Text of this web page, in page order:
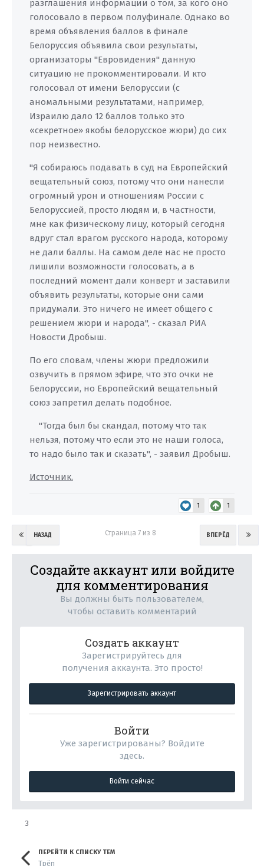
разглашения информации о том, за кого оно
голосовало в первом полуфинале. Однако во
время объявления баллов в финале
Белоруссия объявила свои результаты,
организаторы "Евровидения" данную
ситуацию не прокомментировали. И кто
голосовал от имени Белоруссии (с
аномальными результатами, например,
Израилю дало 12 баллов только это
«секретное» якобы белорусское жюри) до сих
пор неизвестно.
"Я собираюсь подавать в суд на Европейский
вещательный союз, потому что они нанесли
огромный урон и отношениям России с
Белоруссией, просто людям и, в частности,
мне как физическому лицу, который сегодня
вдруг стал врагом русского народа, которому
не дали баллы. На самом деле нас не просто
лишили возможности голосовать, а в
последний момент дали конверт и заставили
объявить результаты, которые они сами
придумали. Это ничего не имеет общего с
решением жюри и народа", - сказал РИА
Новости Дробыш.
По его словам, члены жюри предложили
озвучить в прямом эфире, что это очки не
Белоруссии, но Европейский вещательный
союз запретил делать подобное.
"Тогда был бы скандал, потому что так
нельзя, потому что если это не наши голоса,
то надо было так и сказать", - заявил Дробыш.
Источник.
1 1
НАЗАД ВПЕРЁД
Страница 7 из 8
Создайте аккаунт или войдите
для комментирования
Вы должны быть пользователем,
чтобы оставить комментарий
Создать аккаунт
Зарегистрируйтесь для
получения аккаунта. Это просто!
Зарегистрировать аккаунт
Войти
Уже зарегистрированы? Войдите
здесь.
Войти сейчас
3
ПЕРЕЙТИ К СПИСКУ ТЕМ
Трёп